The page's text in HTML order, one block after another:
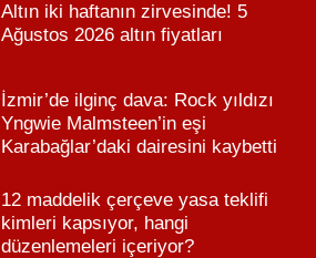
Altın iki haftanın zirvesinde! 5
Ağustos 2026 altın fiyatları
İzmir’de ilginç dava: Rock yıldızı
Yngwie Malmsteen’in eşi
Karabağlar’daki dairesini kaybetti
12 maddelik çerçeve yasa teklifi
kimleri kapsıyor, hangi
düzenlemeleri içeriyor?